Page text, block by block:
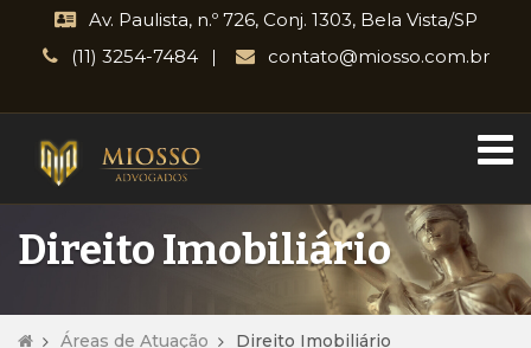
Av. Paulista, n.º 726, Conj. 1303, Bela Vista/SP
(11) 3254-7484
contato@miosso.com.br
Direito Imobiliário
Áreas de Atuação Direito Imobiliário